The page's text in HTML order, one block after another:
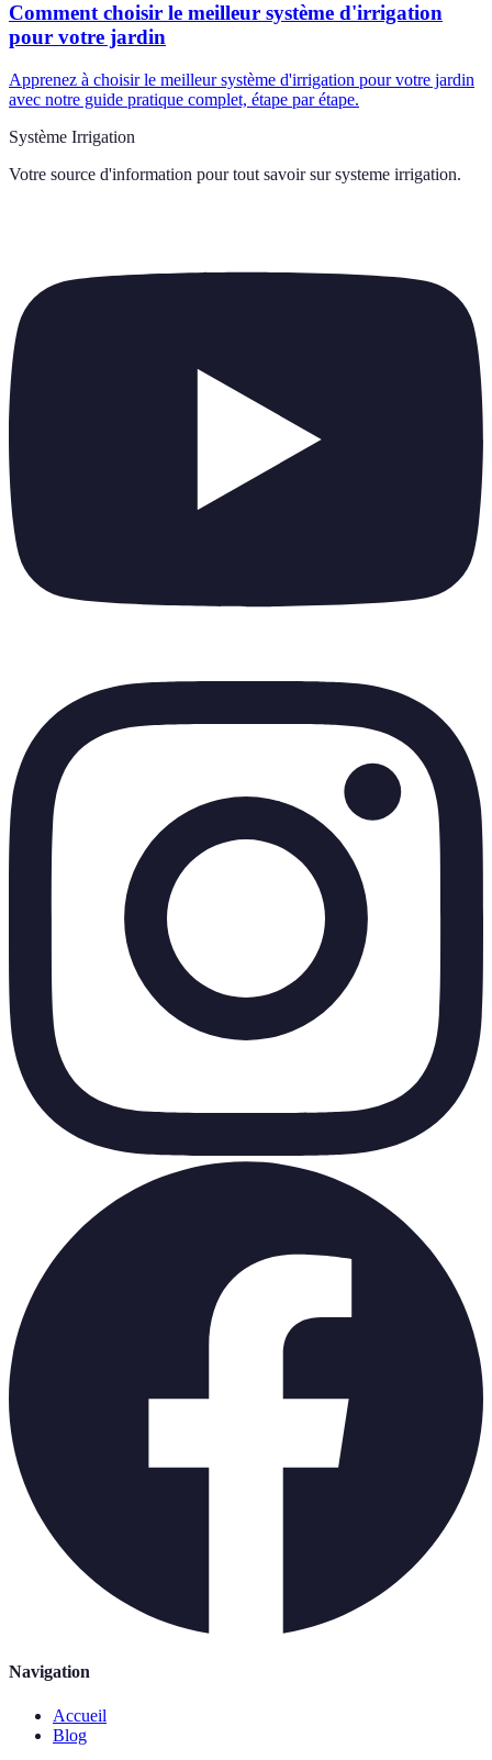
Comment choisir le meilleur système d'irrigation
pour votre jardin
Apprenez à choisir le meilleur système d'irrigation pour votre jardin
avec notre guide pratique complet, étape par étape.
Système Irrigation
Votre source d'information pour tout savoir sur systeme irrigation.
Navigation
Accueil
Blog